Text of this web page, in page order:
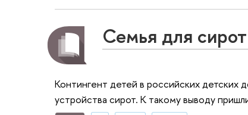
Семья для
Контингент детей в российских
устройства сирот. К такому выводу